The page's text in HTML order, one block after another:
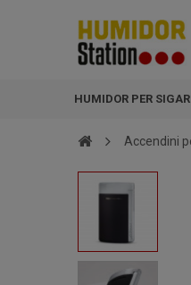
HUMIDOR PER
Accendini